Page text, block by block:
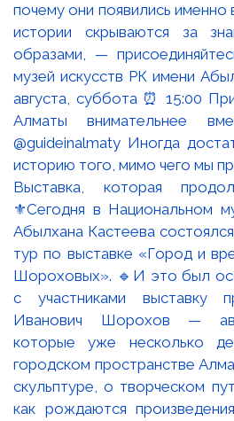
Выставка, которая
⚜️Сегодня в Национальном
Абылхана Кастеева
тур по выставке «Город и
Шороховых». 🔹И это был
с участниками выставку
Иванович Шорохов —
которые уже несколько
городском пространстве
скульптуре, о творческом
как рождаются